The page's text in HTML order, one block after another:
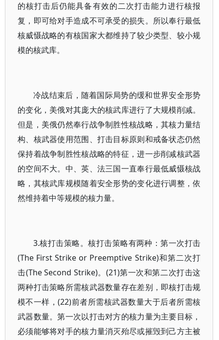
的核打击后仍能具备有效的二次打击能力进行核报
复，即可给对手造成不可承受的损失。所以奉行最低
核威慑战略的有核国家大都维持了较少类型、较小规
模的核武库。
冷战结束后，随着国际局势的缓和世界安全形势
的变化，美俄对其庞大的核武库进行了大规模削减。
但是，美俄仍然奉行战争制胜性核战略，其核力量结
构、核武器使用范围、打击目标原则和戒备状态仍然
保持着战争制胜性核战略的特征，进一步削减核武器
的空间不大。中、英、法三国一直奉行最低威慑核战
略，其核武库规模随着安全形势的变化进行调整，依
然维持着中等规模的核力量。
3.核打击策略。核打击策略有两种：第一次打击
(The First Strike or Preemptive Strike)和第二次打
击(The Second Strike)。(21)第一次和第二次打击这
两种打击策略所需核武器数量存在差别，即核打击规
模不一样，(22)前者所需核武器数量大于后者所需核
武器数量。第一次以打击对方的核力量为主要目标，
必须能够将对手的核力量消灭殆尽或摧毁到己方主被